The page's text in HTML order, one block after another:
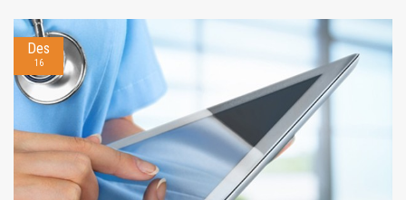
Des
16